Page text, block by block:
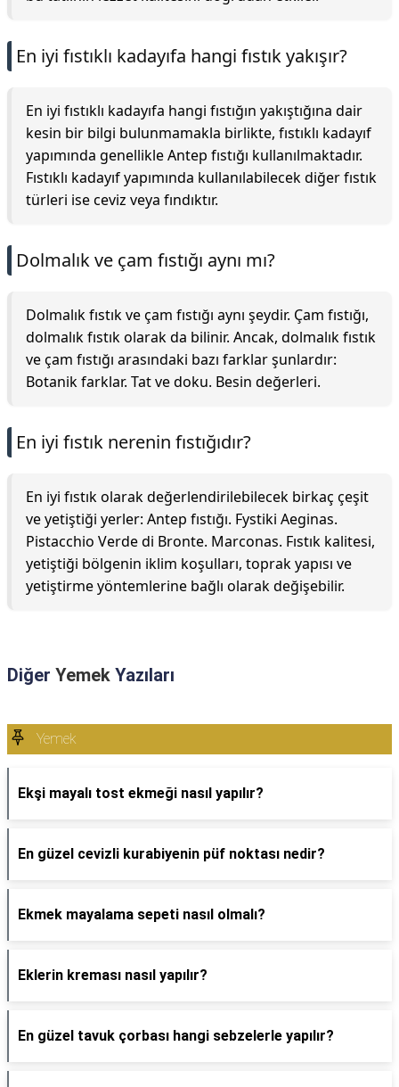
En iyi fıstıklı kadayıfa hangi fıstık yakışır?
En iyi fıstıklı kadayıfa hangi fıstığın yakıştığına dair
kesin bir bilgi bulunmamakla birlikte, fıstıklı kadayıf
yapımında genellikle Antep fıstığı kullanılmaktadır.
Fıstıklı kadayıf yapımında kullanılabilecek diğer fıstık
türleri ise ceviz veya fındıktır.
Dolmalık ve çam fıstığı aynı mı?
Dolmalık fıstık ve çam fıstığı aynı şeydir. Çam fıstığı,
dolmalık fıstık olarak da bilinir. Ancak, dolmalık fıstık
ve çam fıstığı arasındaki bazı farklar şunlardır:
Botanik farklar. Tat ve doku. Besin değerleri.
En iyi fıstık nerenin fıstığıdır?
En iyi fıstık olarak değerlendirilebilecek birkaç çeşit
ve yetiştiği yerler: Antep fıstığı. Fystiki Aeginas.
Pistacchio Verde di Bronte. Marconas. Fıstık kalitesi,
yetiştiği bölgenin iklim koşulları, toprak yapısı ve
yetiştirme yöntemlerine bağlı olarak değişebilir.
Diğer Yemek Yazıları
Yemek
Ekşi mayalı tost ekmeği nasıl yapılır?
En güzel cevizli kurabiyenin püf noktası nedir?
Ekmek mayalama sepeti nasıl olmalı?
Eklerin kreması nasıl yapılır?
En güzel tavuk çorbası hangi sebzelerle yapılır?